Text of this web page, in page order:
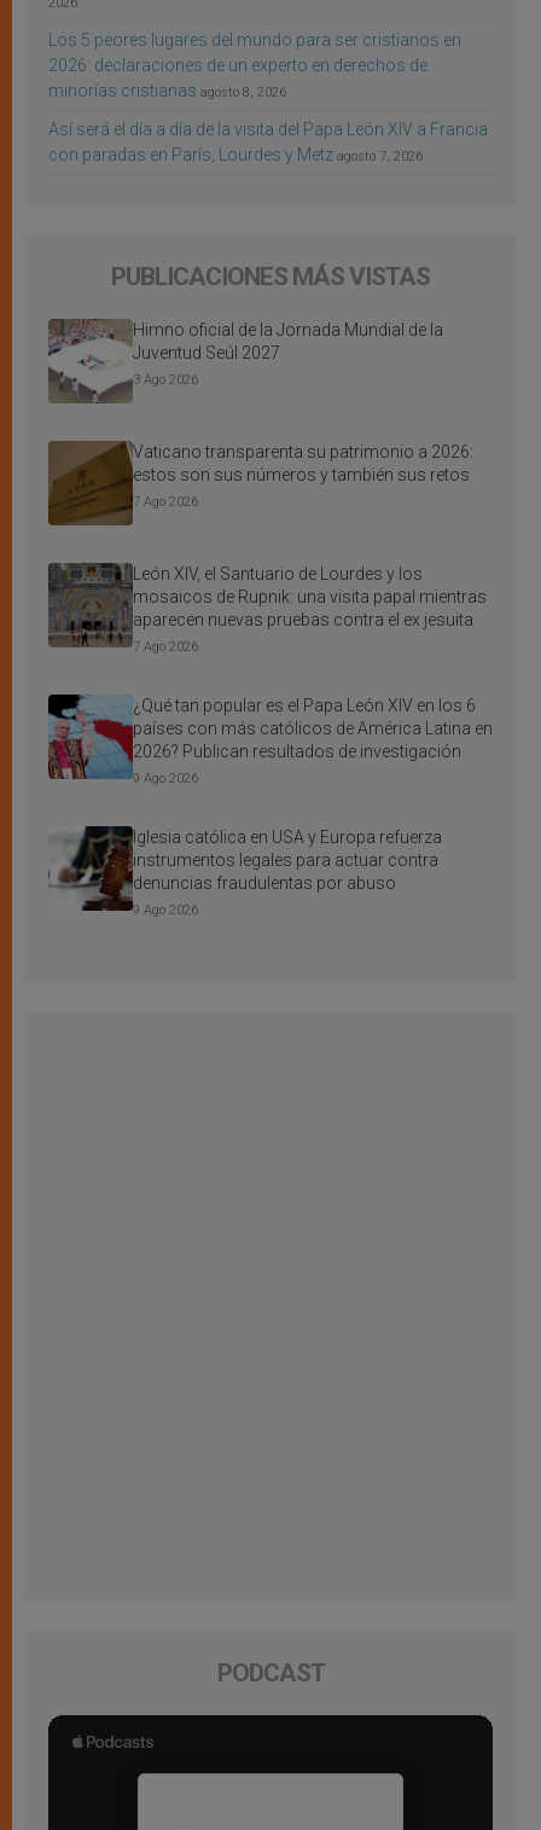
2026
Los 5 peores lugares del mundo para ser cristianos en
2026: declaraciones de un experto en derechos de
minorías cristianas agosto 8, 2026
Así será el día a día de la visita del Papa León XIV a Francia
con paradas en París, Lourdes y Metz agosto 7, 2026
PUBLICACIONES MÁS VISTAS
Himno oficial de la Jornada Mundial de la
Juventud Seúl 2027
3 Ago 2026
Vaticano transparenta su patrimonio a 2026:
estos son sus números y también sus retos
7 Ago 2026
León XIV, el Santuario de Lourdes y los
mosaicos de Rupnik: una visita papal mientras
aparecen nuevas pruebas contra el ex jesuita
7 Ago 2026
¿Qué tan popular es el Papa León XIV en los 6
países con más católicos de América Latina en
2026? Publican resultados de investigación
9 Ago 2026
Iglesia católica en USA y Europa refuerza
instrumentos legales para actuar contra
denuncias fraudulentas por abuso
9 Ago 2026
PODCAST